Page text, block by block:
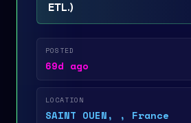
ETL.)
POSTED
69d ago
LOCATION
SAINT OUEN, , France